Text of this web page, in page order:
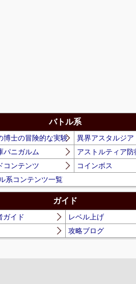
バトル系
博士の冒険的な実験
異界アスタルジア
パニガルム
アストルティア防
コンテンツ
コインボス
系コンテンツ一覧
ガイド
ガイド
レベル上げ
攻略ブログ